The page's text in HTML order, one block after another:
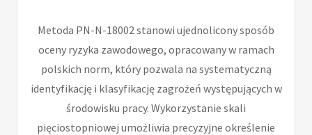
Metoda PN-N-18002 stanowi ujednolicony sposób
oceny ryzyka zawodowego, opracowany w ramach
polskich norm, który pozwala na systematyczną
identyfikację i klasyfikację zagrożeń występujących w
środowisku pracy. Wykorzystanie skali
pięciostopniowej umożliwia precyzyjne określenie